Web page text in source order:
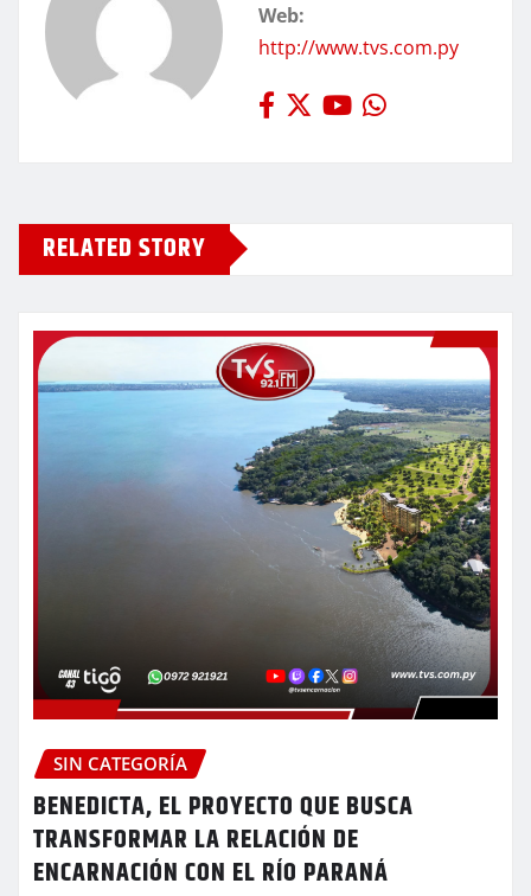
Web:
http://www.tvs.com.py
RELATED STORY
SIN CATEGORÍA
BENEDICTA, EL PROYECTO QUE BUSCA
TRANSFORMAR LA RELACIÓN DE
ENCARNACIÓN CON EL RÍO PARANÁ